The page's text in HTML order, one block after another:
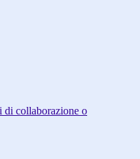
collaborazione o